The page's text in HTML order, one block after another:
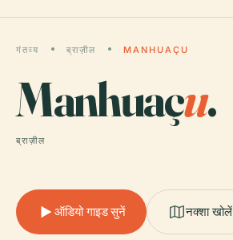
गंतव्य ब्राज़ील MANHUAÇU
Manhuaçu.
ब्राज़ील
ऑडियो गाइड सुनें नक्शा खोलें